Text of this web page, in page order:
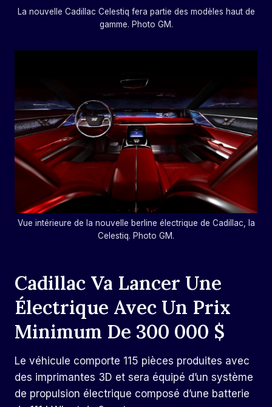
La nouvelle Cadillac Celestiq fera partie des modèles haut de
gamme. Photo GM.
Vue intérieure de la nouvelle berline électrique de Cadillac, la
Celestiq. Photo GM.
Cadillac Va Lancer Une
Électrique Avec Un Prix
Minimum De 300 000 $
Le véhicule comporte 115 pièces produites avec
des imprimantes 3D et sera équipé d’un système
de propulsion électrique composé d’une batterie